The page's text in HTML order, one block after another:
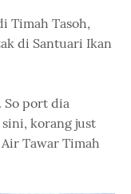
Timah Tasoh,
di Santuari Ikan
So port dia
sini, korang just
Tawar Timah